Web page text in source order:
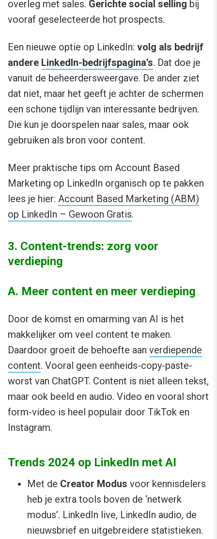
overleg met sales. Gerichte social selling bij
vooraf geselecteerde hot prospects.
Een nieuwe optie op LinkedIn: volg als bedrijf
andere LinkedIn-bedrijfspagina’s. Dat doe je
vanuit de beheerdersweergave. De ander ziet
dat niet, maar het geeft je achter de schermen
een schone tijdlijn van interessante bedrijven.
Die kun je doorspelen naar sales, maar ook
gebruiken als bron voor content.
Meer praktische tips om Account Based
Marketing op LinkedIn organisch op te pakken
lees je hier: Account Based Marketing (ABM)
op LinkedIn – Gewoon Gratis.
3. Content-trends: zorg voor
verdieping
A. Meer content en meer verdieping
Door de komst en omarming van AI is het
makkelijker om veel content te maken.
Daardoor groeit de behoefte aan verdiepende
content. Vooral geen eenheids-copy-paste-
worst van ChatGPT. Content is niet alleen tekst,
maar ook beeld en audio. Video en vooral short
form-video is heel populair door TikTok en
Instagram.
Trends 2024 op LinkedIn met AI
Met de Creator Modus voor kennisdelers
heb je extra tools boven de ‘netwerk
modus’. LinkedIn live, LinkedIn audio, de
nieuwsbrief en uitgebreidere statistieken.